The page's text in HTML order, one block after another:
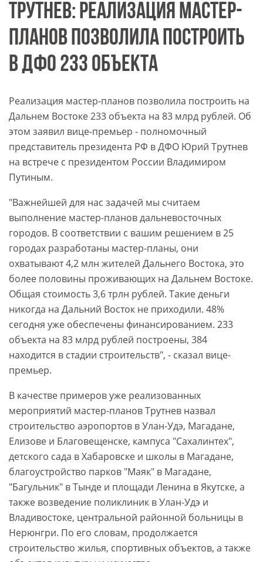
ТРУТНЕВ: РЕАЛИЗАЦИЯ МАСТЕР-
ПЛАНОВ ПОЗВОЛИЛА ПОСТРОИТЬ
В ДФО 233 ОБЪЕКТА
Реализация мастер-планов позволила построить на
Дальнем Востоке 233 объекта на 83 млрд рублей. Об
этом заявил вице-премьер - полномочный
представитель президента РФ в ДФО Юрий Трутнев
на встрече с президентом России Владимиром
Путиным.
"Важнейшей для нас задачей мы считаем
выполнение мастер-планов дальневосточных
городов. В соответствии с вашим решением в 25
городах разработаны мастер-планы, они
охватывают 4,2 млн жителей Дальнего Востока, это
более половины проживающих на Дальнем Востоке.
Общая стоимость 3,6 трлн рублей. Такие деньги
никогда на Дальний Восток не приходили. 48%
сегодня уже обеспечены финансированием. 233
объекта на 83 млрд рублей построены, 384
находится в стадии строительств", - сказал вице-
премьер.
В качестве примеров уже реализованных
мероприятий мастер-планов Трутнев назвал
строительство аэропортов в Улан-Удэ, Магадане,
Елизове и Благовещенске, кампуса "Сахалинтех",
детского сада в Хабаровске и школы в Магадане,
благоустройство парков "Маяк" в Магадане,
"Багульник" в Тынде и площади Ленина в Якутске, а
также возведение поликлиник в Улан-Удэ и
Владивостоке, центральной районной больницы в
Нерюнгри. По его словам, продолжается
строительство жилья, спортивных объектов, а также